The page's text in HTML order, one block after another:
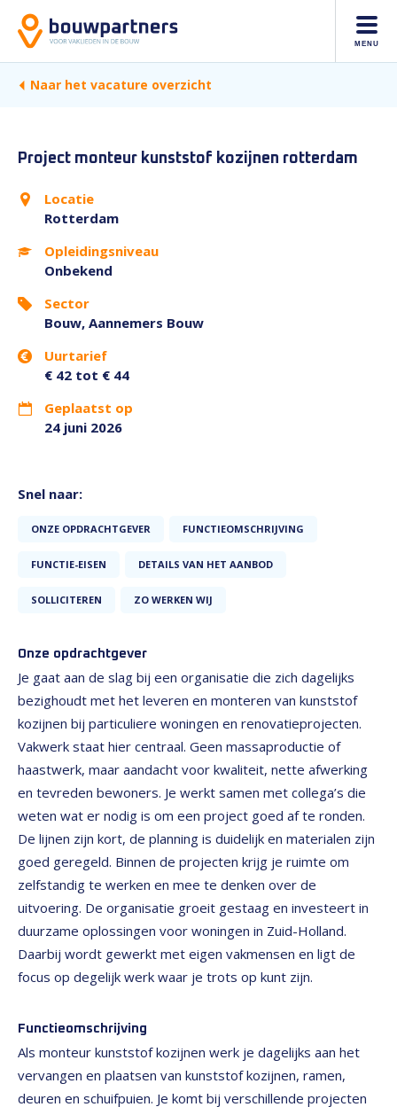
MENU
Naar het vacature overzicht
Project monteur kunststof kozijnen rotterdam
Locatie
Rotterdam
Opleidingsniveau
Onbekend
Sector
Bouw, Aannemers Bouw
Uurtarief
€ 42 tot € 44
Geplaatst op
24 juni 2026
Snel naar:
ONZE OPDRACHTGEVER FUNCTIEOMSCHRIJVING
FUNCTIE-EISEN DETAILS VAN HET AANBOD
SOLLICITEREN ZO WERKEN WIJ
Onze opdrachtgever
Je gaat aan de slag bij een organisatie die zich dagelijks
bezighoudt met het leveren en monteren van kunststof
kozijnen bij particuliere woningen en renovatieprojecten.
Vakwerk staat hier centraal. Geen massaproductie of
haastwerk, maar aandacht voor kwaliteit, nette afwerking
en tevreden bewoners. Je werkt samen met collega’s die
weten wat er nodig is om een project goed af te ronden.
De lijnen zijn kort, de planning is duidelijk en materialen zijn
goed geregeld. Binnen de projecten krijg je ruimte om
zelfstandig te werken en mee te denken over de
uitvoering. De organisatie groeit gestaag en investeert in
duurzame oplossingen voor woningen in Zuid-Holland.
Daarbij wordt gewerkt met eigen vakmensen en ligt de
focus op degelijk werk waar je trots op kunt zijn.
Functieomschrijving
Als monteur kunststof kozijnen werk je dagelijks aan het
vervangen en plaatsen van kunststof kozijnen, ramen,
deuren en schuifpuien. Je komt bij verschillende projecten